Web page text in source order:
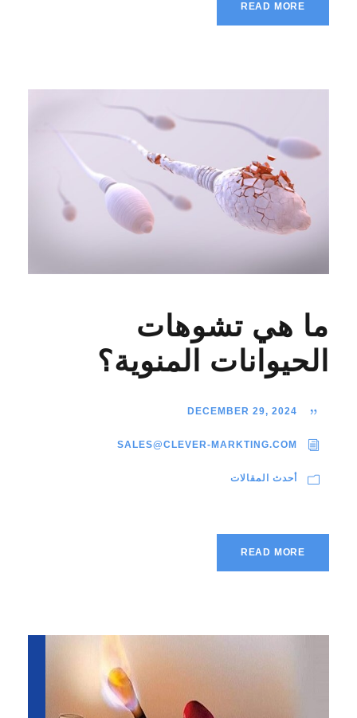
READ MORE
ما هي تشوهات
الحيوانات المنوية؟
DECEMBER 29, 2024
SALES@CLEVER-MARKTING.COM
أحدث المقالات
READ MORE